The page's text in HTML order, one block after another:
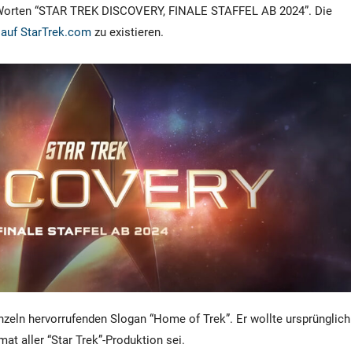
“STAR TREK DISCOVERY, FINALE STAFFEL AB 2024”. Die
auf StarTrek.com zu existieren.
hervorrufenden Slogan “Home of Trek”. Er wollte ursprünglich
aller “Star Trek”-Produktion sei.